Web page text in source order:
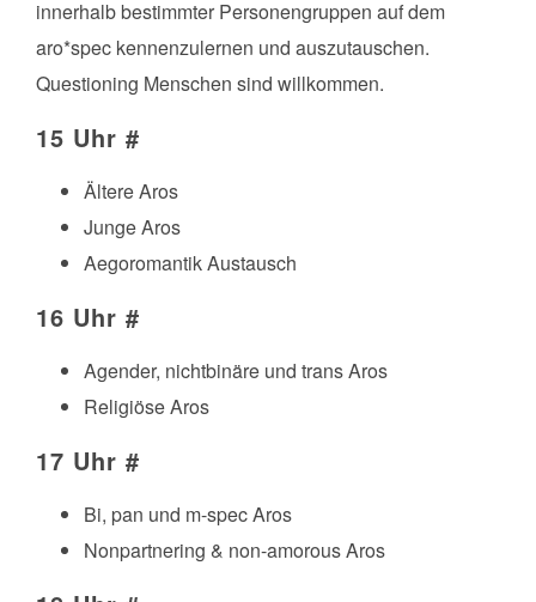
innerhalb bestimmter Personengruppen auf dem
aro*spec kennenzulernen und auszutauschen.
Questioning Menschen sind willkommen.
15 Uhr #
Ältere Aros
Junge Aros
Aegoromantik Austausch
16 Uhr #
Agender, nichtbinäre und trans Aros
Religiöse Aros
17 Uhr #
Bi, pan und m-spec Aros
Nonpartnering & non-amorous Aros